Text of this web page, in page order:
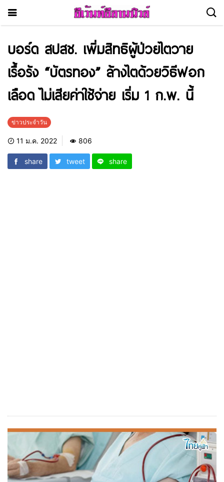
บอร์ด สปสช. เพิ่มสิทธิผู้ป่วยไตวาย
เรื้อรัง “บัตรทอง” ล้างไตด้วยวิธีฟอก
เลือด ไม่เสียค่าใช้จ่าย เริ่ม 1 ก.พ. นี้
ข่าวประจำวัน
11 ม.ค. 2022 806
share tweet share